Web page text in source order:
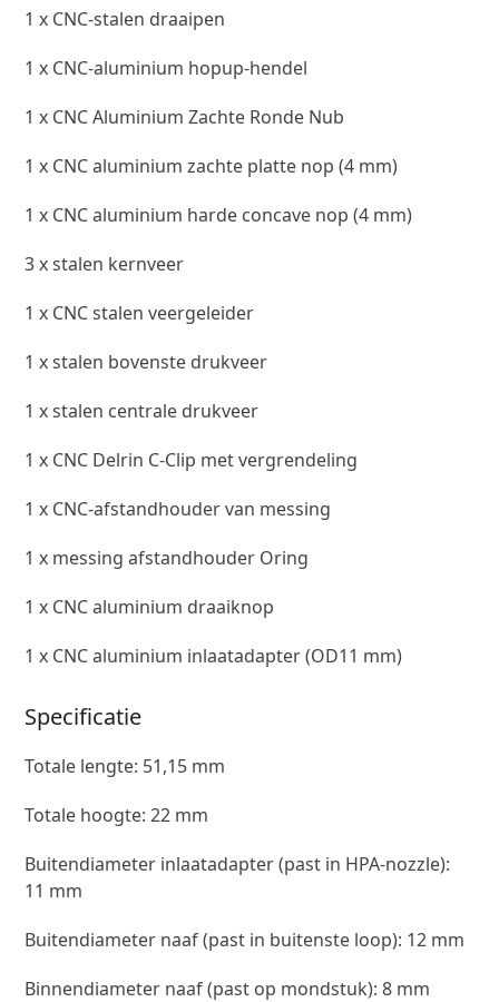
1 x CNC-stalen draaipen
1 x CNC-aluminium hopup-hendel
1 x CNC Aluminium Zachte Ronde Nub
1 x CNC aluminium zachte platte nop (4 mm)
1 x CNC aluminium harde concave nop (4 mm)
3 x stalen kernveer
1 x CNC stalen veergeleider
1 x stalen bovenste drukveer
1 x stalen centrale drukveer
1 x CNC Delrin C-Clip met vergrendeling
1 x CNC-afstandhouder van messing
1 x messing afstandhouder Oring
1 x CNC aluminium draaiknop
1 x CNC aluminium inlaatadapter (OD11 mm)
Specificatie
Totale lengte: 51,15 mm
Totale hoogte: 22 mm
Buitendiameter inlaatadapter (past in HPA-nozzle):
11 mm
Buitendiameter naaf (past in buitenste loop): 12 mm
Binnendiameter naaf (past op mondstuk): 8 mm